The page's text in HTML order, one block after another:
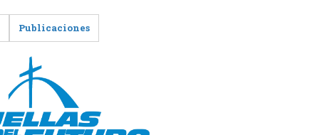
Publicaciones